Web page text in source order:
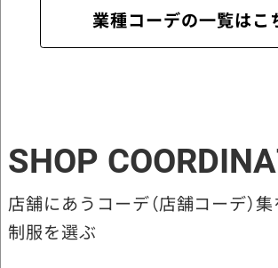
業種コーデの一覧はこ
SHOP
店舗にあうコーデ（店舗コーデ）
制服を選ぶ